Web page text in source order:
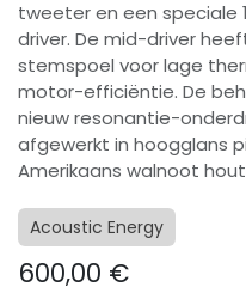
tweeter en een speciale
driver. De mid-driver
stemspoel voor lage
motor-efficiëntie. De
nieuw resonantie-
afgewerkt in hoogglans
Amerikaans walnoot
Acoustic Energy
600,00 €